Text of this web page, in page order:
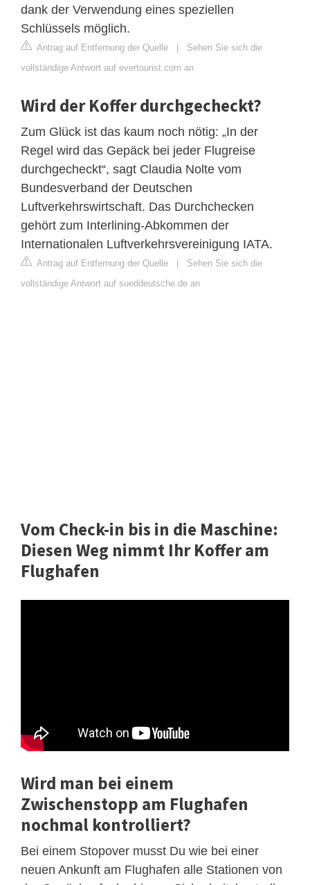
dank der Verwendung eines speziellen
Schlüssels möglich.
Antrag auf Entfernung der Quelle
Sehen Sie sich die
vollständige Antwort auf evertourist.com an
Wird der Koffer durchgecheckt?
Zum Glück ist das kaum noch nötig: „In der
Regel wird das Gepäck bei jeder Flugreise
durchgecheckt“, sagt Claudia Nolte vom
Bundesverband der Deutschen
Luftverkehrswirtschaft. Das Durchchecken
gehört zum Interlining-Abkommen der
Internationalen Luftverkehrsvereinigung IATA.
Antrag auf Entfernung der Quelle
Sehen Sie sich die
vollständige Antwort auf sueddeutsche.de an
Vom Check-in bis in die Maschine:
Diesen Weg nimmt Ihr Koffer am
Flughafen
Wird man bei einem
Zwischenstopp am Flughafen
nochmal kontrolliert?
Bei einem Stopover musst Du wie bei einer
neuen Ankunft am Flughafen alle Stationen von